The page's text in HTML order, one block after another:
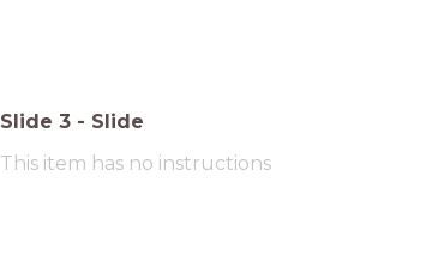
Slide 3 - Slide
This item has no instructions